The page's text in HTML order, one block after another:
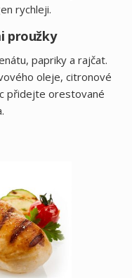
rychleji.
proužky
papriky a rajčat.
oleje, citronové
přidejte orestované